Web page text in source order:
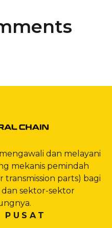
dan melayani
mekanis pemindah
parts) bagi
sektor-sektor
PUSAT